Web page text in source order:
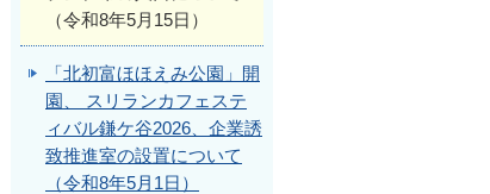
（令和8年5月15日）
「北初富ほほえみ公園」開
園、 スリランカフェステ
ィバル鎌ケ谷2026、企業誘
致推進室の設置について
（令和8年5月1日）